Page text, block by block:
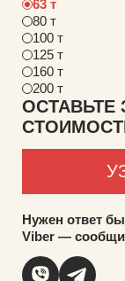
63 т
80 т
100 т
125 т
160 т
200 т
Нужен ответ
Viber —